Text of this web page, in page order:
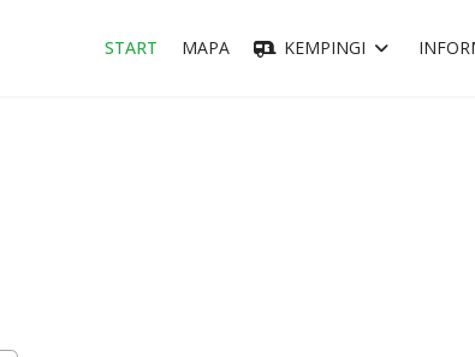
START MAPA KEMPINGI